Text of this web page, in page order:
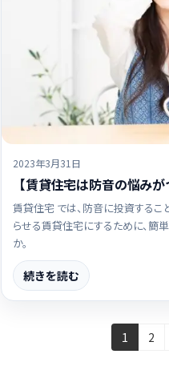
2023年3月31日
【賃貸住宅は防音の悩み
賃貸住宅 では、防音に投資するこ
らせる賃貸住宅にするために、簡
か。
続きを読む
固
定
1
固
2